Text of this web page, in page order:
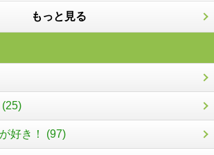
もっと見る
好き！ (97)